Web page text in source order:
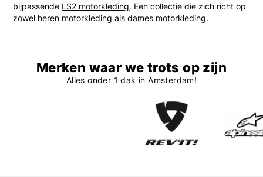
bijpassende LS2 motorkleding. Een collectie die zich richt op
zowel heren motorkleding als dames motorkleding.
Merken waar we trots op zijn
Alles onder 1 dak in Amsterdam!